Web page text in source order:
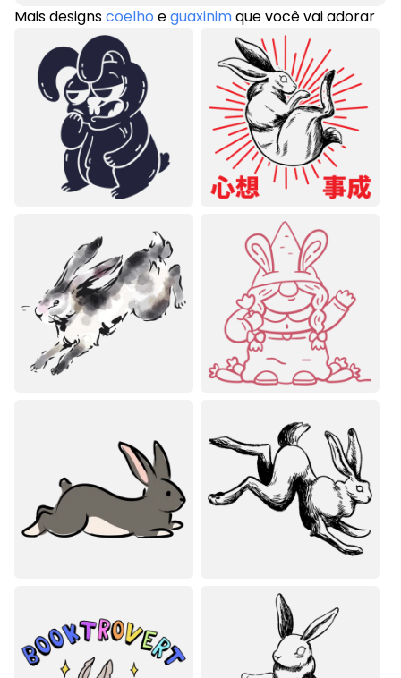
Mais designscoelho eguaxinimque você vai adorar